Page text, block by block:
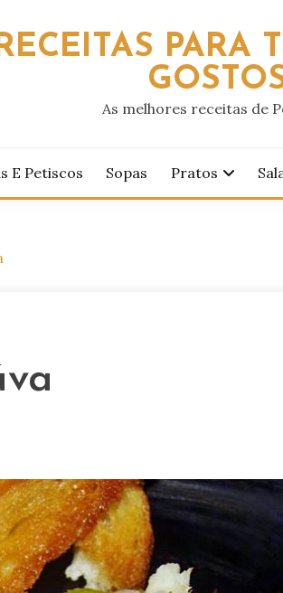
PARA
As melhores receitas de
E Petiscos Sopas Pratos